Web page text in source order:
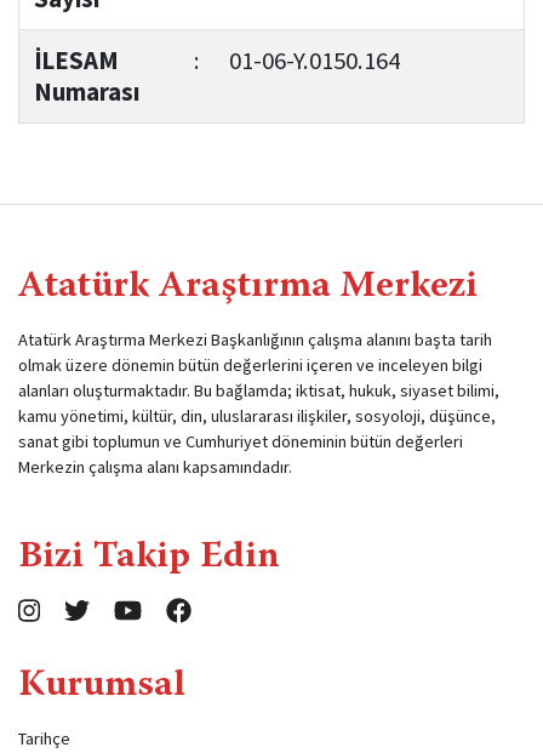
İLESAM
Numarası
: 01-06-Y.0150.164
Atatürk Araştırma Merkezi
Atatürk Araştırma Merkezi Başkanlığının çalışma alanını başta tarih
olmak üzere dönemin bütün değerlerini içeren ve inceleyen bilgi
alanları oluşturmaktadır. Bu bağlamda; iktisat, hukuk, siyaset bilimi,
kamu yönetimi, kültür, din, uluslararası ilişkiler, sosyoloji, düşünce,
sanat gibi toplumun ve Cumhuriyet döneminin bütün değerleri
Merkezin çalışma alanı kapsamındadır.
Bizi Takip Edin
Kurumsal
Tarihçe